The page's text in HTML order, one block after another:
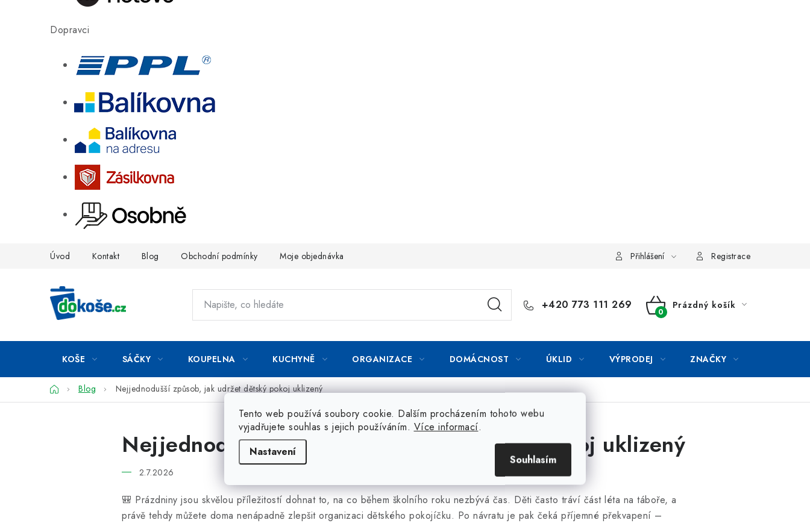
Dopravci
Tento web používá soubory cookie. Dalším procházením tohoto webu
vyjadřujete souhlas s jejich používáním. Více informací.
Nastavení
Souhlasím
Úvod Kontakt Blog Obchodní podmínky Moje objednávka Přihlášení Registrace
+420 773 111 269
NÁKUPNÍ
Prázdný košík
KOŠE SÁČKY KOUPELNA KUCHYNĚ ORGANIZACE DOMÁCNOST ÚKLID VÝPRODEJ ZNAČKY
DomůBlog Nejjednodušší způsob, jak udržet dětský pokoj uklizený
Nejjednodušší způsob, jak udržet dětský pokoj uklizený
2.7.2026
🎒 Prázdniny jsou skvělou příležitostí dohnat to, na co během školního roku nezbývá čas. Děti často tráví část léta na táboře, a
právě tehdy můžete doma nenápadně zlepšit organizaci dětského pokojíčku. Po návratu je pak čeká příjemné překvapení –